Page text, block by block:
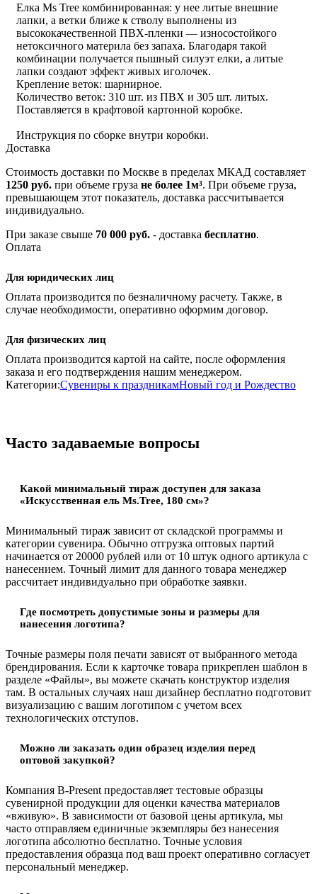
Елка Ms Tree комбинированная: у нее литые внешние
лапки, а ветки ближе к стволу выполнены из
высококачественной ПВХ-пленки — износостойкого
нетоксичного материла без запаха. Благодаря такой
комбинации получается пышный силуэт елки, а литые
лапки создают эффект живых иголочек.
Крепление веток: шарнирное.
Количество веток: 310 шт. из ПВХ и 305 шт. литых.
Поставляется в крафтовой картонной коробке.
Инструкция по сборке внутри коробки.
Доставка
Стоимость доставки по Москве в пределах МКАД составляет
1250 руб. при объеме груза не более 1м³. При объеме груза,
превышающем этот показатель, доставка рассчитывается
индивидуально.
При заказе свыше 70 000 руб. - доставка бесплатно.
Оплата
Для юридических лиц
Оплата производится по безналичному расчету. Также, в
случае необходимости, оперативно оформим договор.
Для физических лиц
Оплата производится картой на сайте, после оформления
заказа и его подтверждения нашим менеджером.
Категории:Сувениры к праздникамНовый год и Рождество
Часто задаваемые вопросы
Какой минимальный тираж доступен для заказа
«Искусственная ель Ms.Tree, 180 см»?
Минимальный тираж зависит от складской программы и
категории сувенира. Обычно отгрузка оптовых партий
начинается от 20000 рублей или от 10 штук одного артикула с
нанесением. Точный лимит для данного товара менеджер
рассчитает индивидуально при обработке заявки.
Где посмотреть допустимые зоны и размеры для
нанесения логотипа?
Точные размеры поля печати зависят от выбранного метода
брендирования. Если к карточке товара прикреплен шаблон в
разделе «Файлы», вы можете скачать конструктор изделия
там. В остальных случаях наш дизайнер бесплатно подготовит
визуализацию с вашим логотипом с учетом всех
технологических отступов.
Можно ли заказать один образец изделия перед
оптовой закупкой?
Компания B-Present предоставляет тестовые образцы
сувенирной продукции для оценки качества материалов
«вживую». В зависимости от базовой цены артикула, мы
часто отправляем единичные экземпляры без нанесения
логотипа абсолютно бесплатно. Точные условия
предоставления образца под ваш проект оперативно согласует
персональный менеджер.